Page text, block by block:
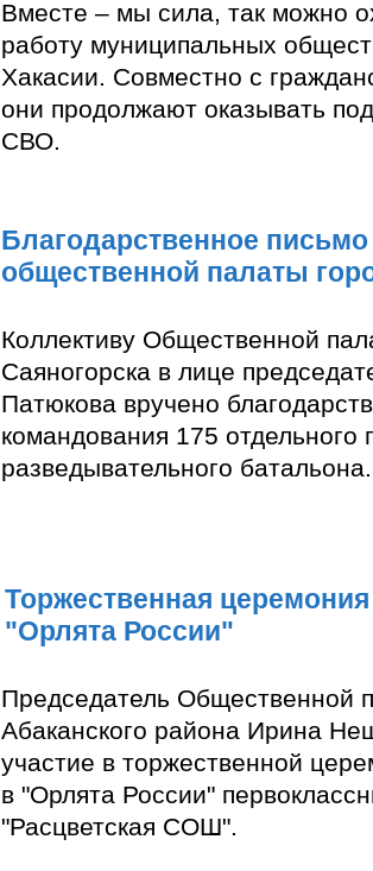
Вместе – мы сила, так можно
работу муниципальных
Хакасии. Совместно с
они продолжают оказывать
СВО.
Благодарственное письмо
общественной палаты
Коллективу Общественной
Саяногорска в лице
Патюкова вручено
командования 175 отдельного
разведывательного батальона.
Торжественная
"Орлята России"
Председатель Общественной
Абаканского района Ирина
участие в торжественной
в "Орлята России"
"Расцветская СОШ".